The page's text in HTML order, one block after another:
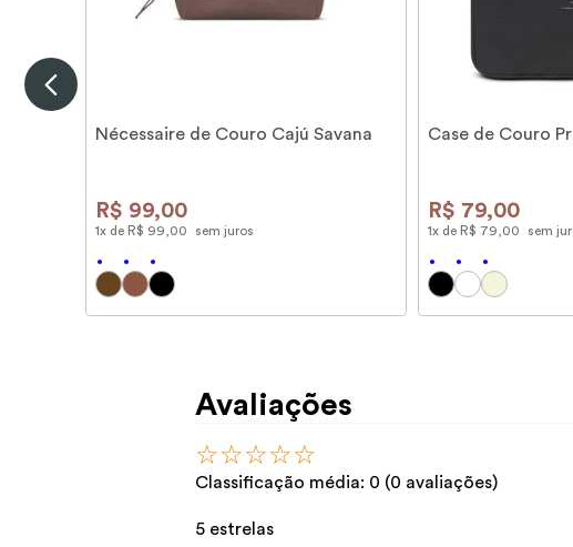
Nécessaire de Couro Cajú Savana
R$ 99,00
1x de R$ 99 00 sem juros
Case de Couro
R$ 79,00
1x de R$ 79 00 sem
Avaliações
☆☆☆☆☆
Classificação média: 0 (0 avaliações)
5 estrelas